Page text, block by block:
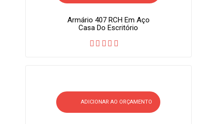
Armário 407 RCH Em Aço
Casa Do Escritório
ADICIONAR AO ORÇAMENTO